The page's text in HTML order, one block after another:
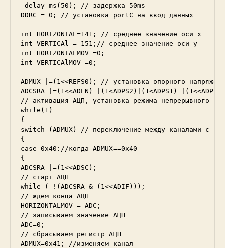
_delay_ms(50); // задержка 50ms
DDRC = 0; // установка portС на ввод данных
int HORIZONTAL=141; // среднее значение оси x
int VERTICAl = 151;// среднее значение оси y
int HORIZONTALMOV =0;
int VERTICAlMOV =0;
ADMUX |=(1<<REFS0); // установка опорного
ADCSRA |=(1<<ADEN) |(1<ADPS2)|(1<ADPS1)
// активация АЦП, установка режима непрерывного
while(1)
{
switch (ADMUX) // переключение между каналами с
{
case 0x40://когда ADMUX==0x40
{
ADCSRA |=(1<<ADSC);
// старт АЦП
while ( !(ADCSRA & (1<<ADIF)));
// ждем конца АЦП
HORIZONTALMOV = ADC;
// записываем значение АЦП
ADC=0;
// сбрасываем регистр АЦП
ADMUX=0x41; //изменяем канал